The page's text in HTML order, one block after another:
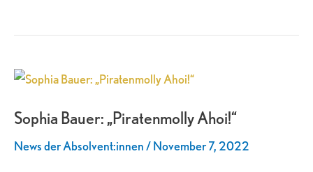
Sophia Bauer: „Piratenmolly Ahoi!“
News der Absolvent:innen/November 7, 2022
Sophia
„Piratenmolly